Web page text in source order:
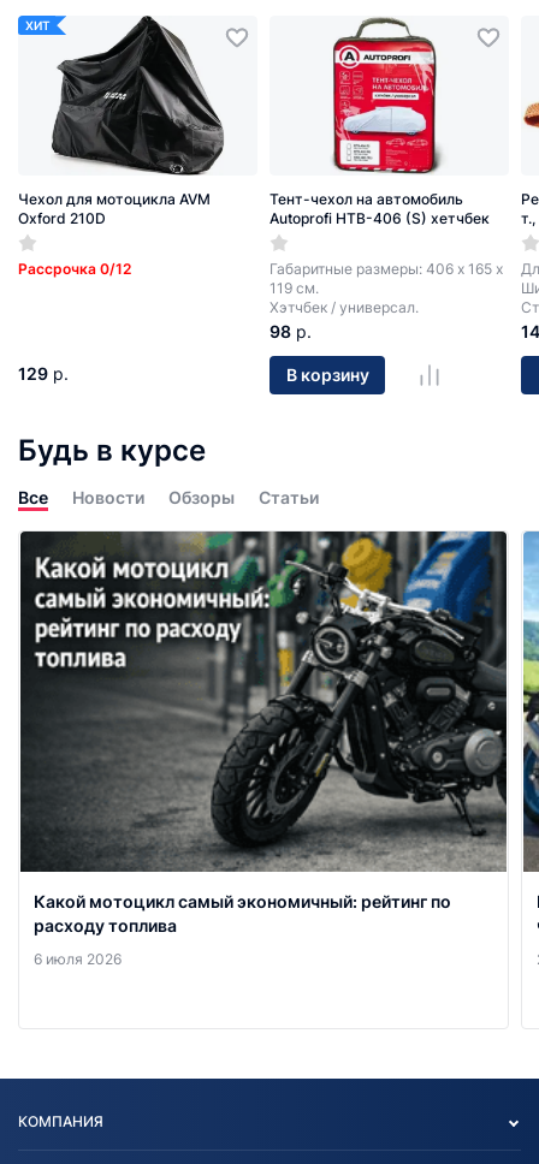
ХИТ
Чехол для мотоцикла AVM
Oxford 210D
Рассрочка 0/12
129 р.
Тент-чехол на автомобиль
Autoprofi HTB-406 (S) хетчбек
Габаритные размеры: 406 х 165 х
119 см.
Хэтчбек / универсал.
98 р.
В корзину
14
Будь в курсе
Все Новости Обзоры Статьи
Какой мотоцикл самый экономичный: рейтинг по
расходу топлива
6 июля 2026
КОМПАНИЯ